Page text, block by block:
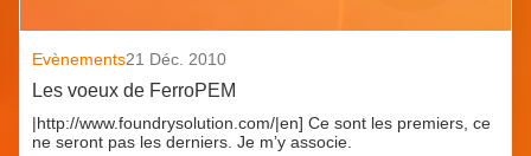
Evènements21 Déc. 2010
Les voeux de FerroPEM
|http://www.foundrysolution.com/|en] Ce sont les premiers, ce
ne seront pas les derniers. Je m’y associe.